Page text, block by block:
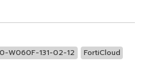
W060F-131-02-12 FortiCloud